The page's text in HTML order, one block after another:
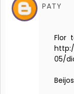
PATY
Flor
05/
Beijos